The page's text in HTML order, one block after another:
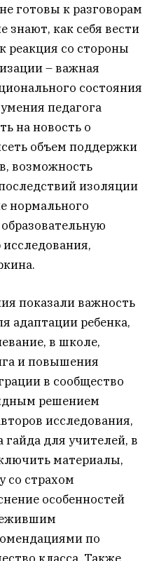
готовы к разговорам
знают, как себя вести
реакция со стороны
– важная
состояния
педагога
на новость о
объем поддержки
возможность
изоляции
нормального
исследования,
показали важность
адаптации ребенка,
в школе,
и повышения
в сообщество
решением
исследования,
гайда для учителей, в
материалы,
со страхом
особенностей
по